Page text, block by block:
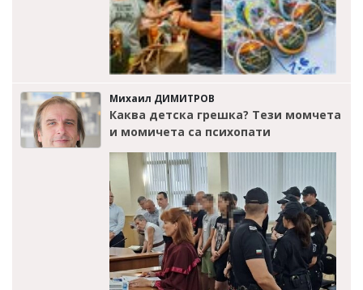
Михаил ДИМИТРОВ
Каква детска грешка? Тези момчета
и момичета са психопати